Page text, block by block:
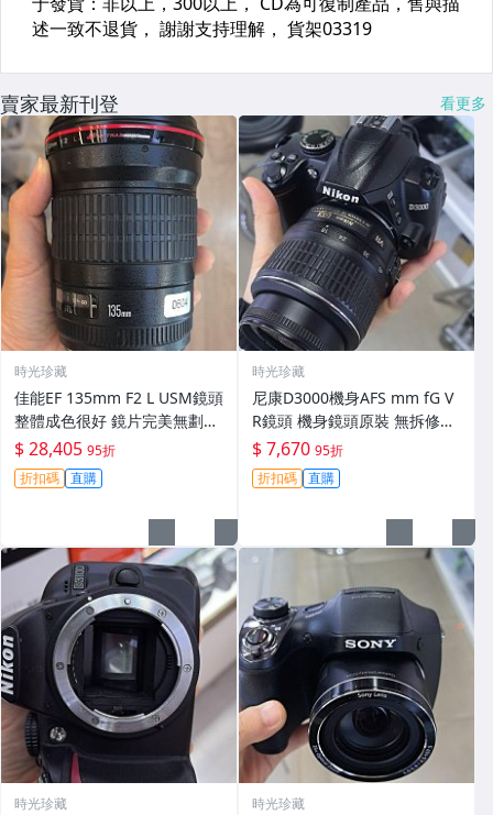
賣家最新刊登 看更多
時光珍藏
佳能EF 135mm F2 L USM鏡頭
整體成色很好 鏡片完美無劃痕
功能一切正常 無拆修無-3430
$ 28,405 95折
折扣碼 直購
時光珍藏
尼康D3000機身AFS mm fG V
R鏡頭 機身鏡頭原裝 無拆修無
翻新 有輕微使用痕跡 鏡頭-34
30
$ 7,670 95折
折扣碼 直購
時光珍藏 時光珍藏